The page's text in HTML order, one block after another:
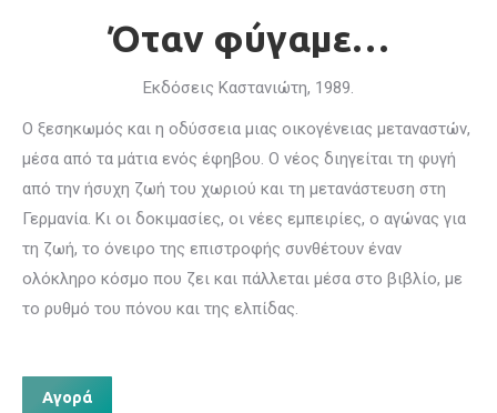
Όταν φύγαμε…
Εκδόσεις Καστανιώτη, 1989.
Ο ξεσηκωμός και η οδύσσεια μιας οικογένειας μεταναστών,
μέσα από τα μάτια ενός έφηβου. Ο νέος διηγείται τη φυγή
από την ήσυχη ζωή του χωριού και τη μετανάστευση στη
Γερμανία. Κι οι δοκιμασίες, οι νέες εμπειρίες, ο αγώνας για
τη ζωή, το όνειρο της επιστροφής συνθέτουν έναν
ολόκληρο κόσμο που ζει και πάλλεται μέσα στο βιβλίο, με
το ρυθμό του πόνου και της ελπίδας.
Αγορά